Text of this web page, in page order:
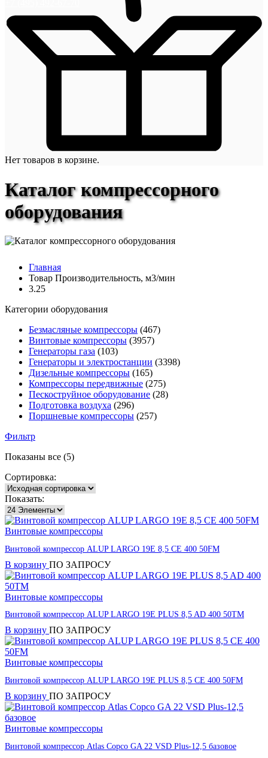
Нет товаров в корзине.
Каталог компрессорного
оборудования
Главная
Товар Производительность, м3/мин
3.25
Категории оборудования
Безмасляные компрессоры (467)
Винтовые компрессоры (3957)
Генераторы газа (103)
Генераторы и электростанции (3398)
Дизельные компрессоры (165)
Компрессоры передвижные (275)
Пескоструйное оборудование (28)
Подготовка воздуха (296)
Поршневые компрессоры (257)
Фильтр
Показаны все (5)
Сортировка:
Показать:
Винтовые компрессоры
Винтовой компрессор ALUP LARGO 19E 8,5 CE 400 50FM
В корзину ПО ЗАПРОСУ
Винтовые компрессоры
Винтовой компрессор ALUP LARGO 19E PLUS 8,5 AD 400 50TM
В корзину ПО ЗАПРОСУ
Винтовые компрессоры
Винтовой компрессор ALUP LARGO 19E PLUS 8,5 CE 400 50FM
В корзину ПО ЗАПРОСУ
Винтовые компрессоры
Винтовой компрессор Atlas Copco GA 22 VSD Plus-12,5 базовое